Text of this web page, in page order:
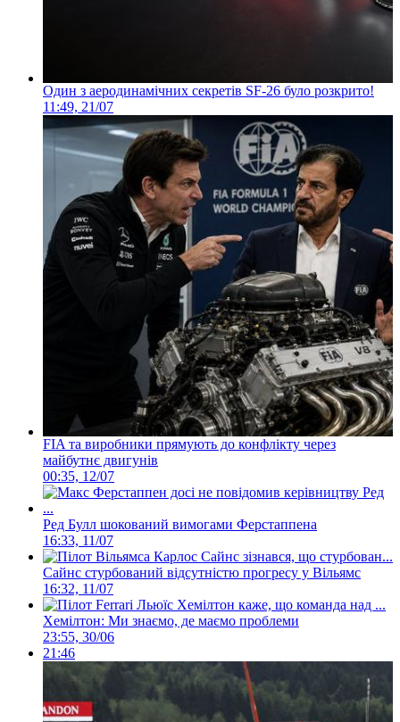
Один з аеродинамічних секретів SF-26 було розкрито!
11:49, 21/07
FIA та виробники прямують до конфлікту через
майбутнє двигунів
00:35, 12/07
Ред Булл шокований вимогами Ферстаппена
16:33, 11/07
Сайнс стурбований відсутністю прогресу у Вільямс
16:32, 11/07
Хемілтон: Ми знаємо, де маємо проблеми
23:55, 30/06
21:46